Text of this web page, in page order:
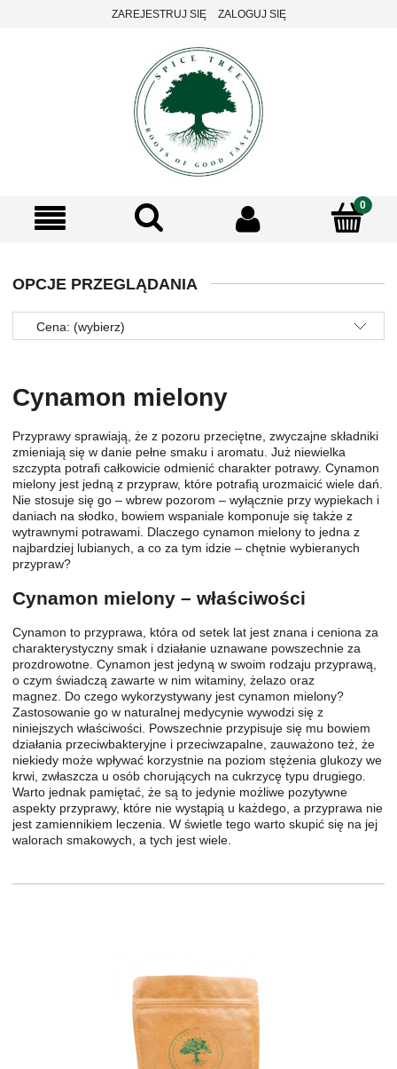
ZAREJESTRUJ SIĘ ZALOGUJ SIĘ
OPCJE PRZEGLĄDANIA
Cena: (wybierz)
Cynamon mielony
Przyprawy sprawiają, że z pozoru przeciętne, zwyczajne składniki
zmieniają się w danie pełne smaku i aromatu. Już niewielka
szczypta potrafi całkowicie odmienić charakter potrawy. Cynamon
mielony jest jedną z przypraw, które potrafią urozmaicić wiele dań.
Nie stosuje się go – wbrew pozorom – wyłącznie przy wypiekach i
daniach na słodko, bowiem wspaniale komponuje się także z
wytrawnymi potrawami. Dlaczego cynamon mielony to jedna z
najbardziej lubianych, a co za tym idzie – chętnie wybieranych
przypraw?
Cynamon mielony – właściwości
Cynamon to przyprawa, która od setek lat jest znana i ceniona za
charakterystyczny smak i działanie uznawane powszechnie za
prozdrowotne. Cynamon jest jedyną w swoim rodzaju przyprawą,
o czym świadczą zawarte w nim witaminy, żelazo oraz
magnez. Do czego wykorzystywany jest cynamon mielony?
Zastosowanie go w naturalnej medycynie wywodzi się z
niniejszych właściwości. Powszechnie przypisuje się mu bowiem
działania przeciwbakteryjne i przeciwzapalne, zauważono też, że
niekiedy może wpływać korzystnie na poziom stężenia glukozy we
krwi, zwłaszcza u osób chorujących na cukrzycę typu drugiego.
Warto jednak pamiętać, że są to jedynie możliwe pozytywne
aspekty przyprawy, które nie wystąpią u każdego, a przyprawa nie
jest zamiennikiem leczenia. W świetle tego warto skupić się na jej
walorach smakowych, a tych jest wiele.